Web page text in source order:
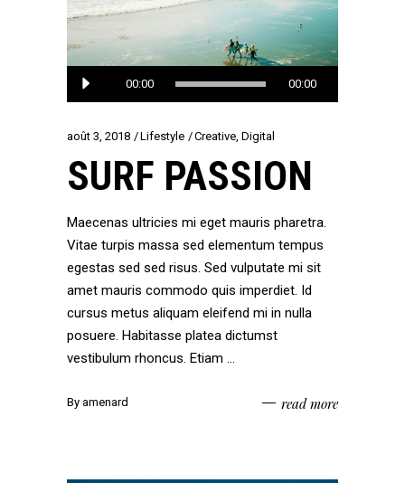
Lecteur
audio
00:00 00:00
août 3, 2018 Lifestyle Creative, Digital
SURF PASSION
Maecenas ultricies mi eget mauris pharetra.
Vitae turpis massa sed elementum tempus
egestas sed sed risus. Sed vulputate mi sit
amet mauris commodo quis imperdiet. Id
cursus metus aliquam eleifend mi in nulla
posuere. Habitasse platea dictumst
vestibulum rhoncus. Etiam
By amenard read more